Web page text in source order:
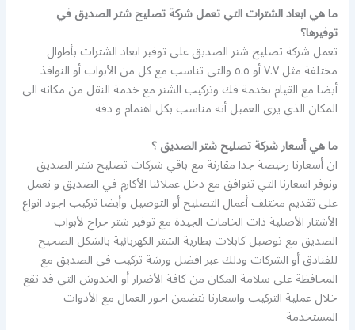
ما هي ابعاد الشترات التي تعمل شركة تصليح شتر الصديق في
توفيرها؟
تعمل شركة تصليح شتر الصديق على توفير ابعاد الشترات بأطوال
مختلفة مثل ٧.٧ أو ٥.٥ والتي تناسب مع كل من الأبواب أو النوافذ
أيضا مع القيام بخدمة فك وتركيب الشتر مع خدمة النقل من مكانه الى
المكان الذي يرى العميل أنه مناسب بكل اهتمام و دقة
ما هي أسعار شركة تصليح شتر الصديق ؟
ان أسعارنا رخيصة جدا مقارنة مع باقي شركات تصليح شتر الصديق
ونوفر اسعارنا التي تتوافق مع دخل عملائنا الأكارم في الصديق و نعمل
على تقديم مختلف أعمال التصليح أو التوصيل وأيضا تركيب اجود انواع
الأشتار الأصلية ذات الخامات الجيدة مع توفير شتر جراج لأبواب
الصديق مع توصيل كابلات بطارية الشتر الكهربائية بالشكل الصحيح
للفنادق أو الشركات وذلك عبر افضل ورشة تركيب في الصديق مع
المحافظة على سلامة المكان من كافة الأضرار أو الخدوش التي قد تقع
خلال عملية التركيب واسعارنا تتضمن اجور العمال مع الأدوات
المستخدمة